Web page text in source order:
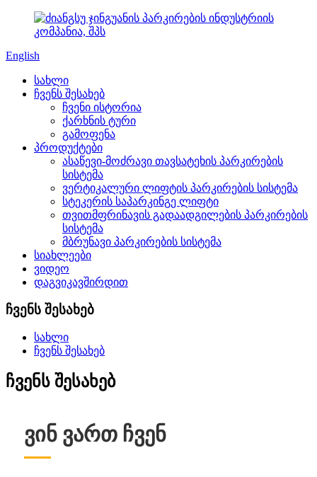
English
სახლი
ჩვენს შესახებ
ჩვენი ისტორია
ქარხნის ტური
გამოფენა
პროდუქტები
ასაწევი-მოძრავი თავსატეხის პარკირების
სისტემა
ვერტიკალური ლიფტის პარკირების სისტემა
სტეკერის საპარკინგე ლიფტი
თვითმფრინავის გადაადგილების პარკირების
სისტემა
მბრუნავი პარკირების სისტემა
სიახლეები
ვიდეო
დაგვიკავშირდით
ჩვენს შესახებ
სახლი
ჩვენს შესახებ
ჩვენს შესახებ
ვინ ვართ ჩვენ